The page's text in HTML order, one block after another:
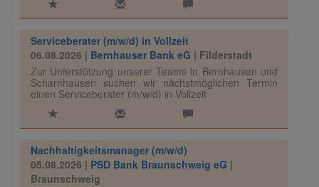
Serviceberater (m/w/d) in Vollzeit
06.08.2026 | Bernhauser Bank eG | Filderstadt
Zur Unterstützung unserer Teams in Bernhausen und
Scharnhausen suchen wir nächstmöglichen Termin
einen Serviceberater (m/w/d) in Vollzeit
Nachhaltigkeitsmanager (m/w/d)
05.08.2026 | PSD Bank Braunschweig eG |
Braunschweig